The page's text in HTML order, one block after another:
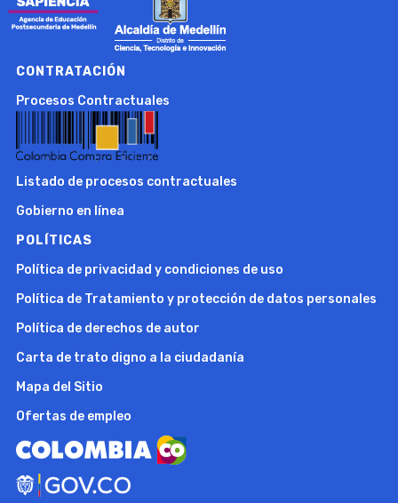
CONTRATACIÓN
Procesos Contractuales
Listado de procesos contractuales
Gobierno en línea
POLÍTICAS
Política de privacidad y condiciones de uso
Política de Tratamiento y protección de datos personales
Política de derechos de autor
Carta de trato digno a la ciudadanía
Mapa del Sitio
Ofertas de empleo